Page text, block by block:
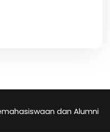
dan Alumni